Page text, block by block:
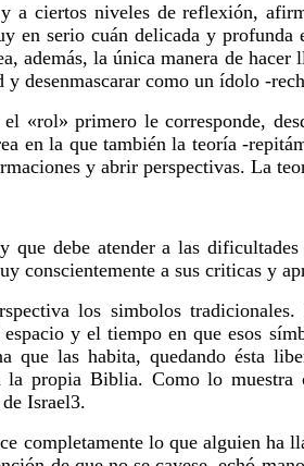
ciertos niveles de reflexión,
en serio cuán delicada y
además, la única manera de
y desenmascarar como un ídolo -
«rol» primero le corresponde,
en la que también la teoría -
y abrir perspectivas. La
debe atender a las
conscientemente a sus criticas y
los simbolos
y el tiempo en que esos
que las habita, quedando ésta
propia Biblia. Como lo
Israel3.
completamente lo que alguien